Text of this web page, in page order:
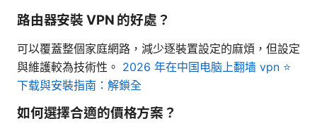
路由器安裝 VPN 的好處？
可以覆蓋整個家庭網路，減少逐裝置設定的麻煩，但設定
與維護較為技術性。 2026 年在中国电脑上翻墙 vpn ⭐
下载與安裝指南：解鎖全
如何選擇合適的價格方案？